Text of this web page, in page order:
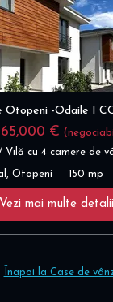
Otopeni -Odaile I
€
Vilă cu 4 camere de
Otopeni 150 mp
Vezi mai multe detalii
Înapoi la Case de